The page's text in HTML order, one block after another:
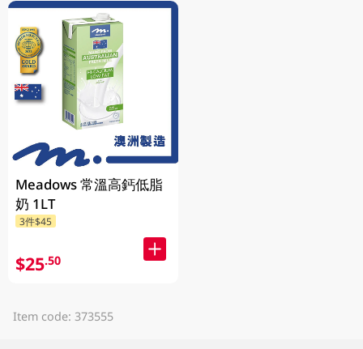
Meadows 常溫高鈣低脂
奶 1LT
3件$45
$25.50
Item code: 373555